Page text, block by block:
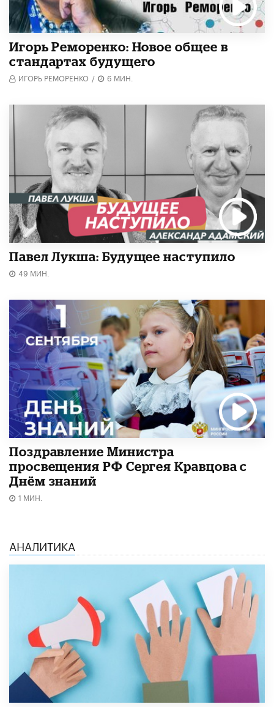
Игорь Реморенко: Новое общее в
стандартах будущего
ИГОРЬ РЕМОРЕНКО / 6 МИН.
Павел Лукша: Будущее наступило
49 МИН.
Поздравление Министра
просвещения РФ Сергея Кравцова с
Днём знаний
1 МИН.
АНАЛИТИКА